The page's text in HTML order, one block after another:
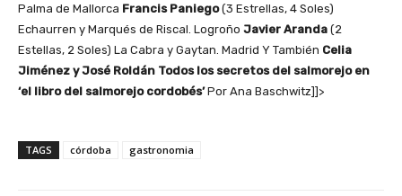
Palma de Mallorca Francis Paniego(3 Estrellas, 4 Soles)
Echaurren y Marqués de Riscal. Logroño Javier Aranda (2
Estellas, 2 Soles) La Cabra y Gaytan. Madrid Y También Celia
Jiménez y José Roldán Todos los secretos del salmorejo en
‘el libro del salmorejo cordobés’Por Ana Baschwitz]]>
TAGS córdoba gastronomia